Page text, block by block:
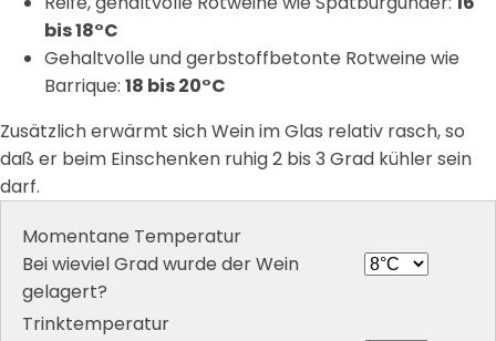
bis 18°C
Gehaltvolle und gerbstoffbetonte Rotweine wie
Barrique: 18 bis 20°C
Zusätzlich erwärmt sich Wein im Glas relativ rasch, so
daß er beim Einschenken ruhig 2 bis 3 Grad kühler sein
darf.
Momentane Temperatur
Bei wieviel Grad wurde der Wein
gelagert?
Trinktemperatur